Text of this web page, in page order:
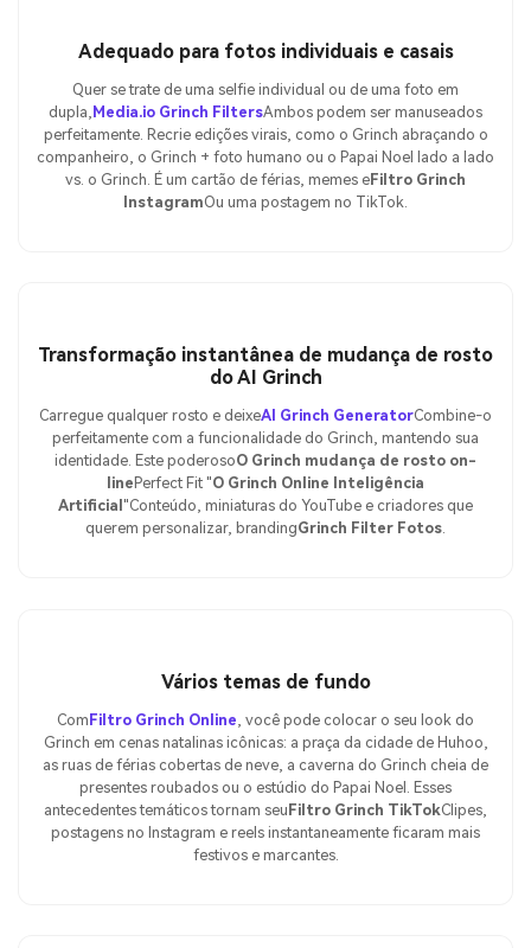
Adequado para fotos individuais e casais
Quer se trate de uma selfie individual ou de uma foto em
dupla, Media.io Grinch FiltersAmbos podem ser manuseados
perfeitamente. Recrie edições virais, como o Grinch abraçando o
companheiro, o Grinch + foto humano ou o Papai Noel lado a lado
vs. o Grinch. É um cartão de férias, memes eFiltro Grinch
InstagramOu uma postagem no TikTok.
Transformação instantânea de mudança de rosto
do AI Grinch
Carregue qualquer rosto e deixeAI Grinch GeneratorCombine-o
perfeitamente com a funcionalidade do Grinch, mantendo sua
identidade. Este poderosoO Grinch mudança de rosto on-
line Perfect Fit "O Grinch Online Inteligência
Artificial "Conteúdo, miniaturas do YouTube e criadores que
querem personalizar, brandingGrinch Filter Fotos.
Vários temas de fundo
ComFiltro Grinch Online , você pode colocar o seu look do
Grinch em cenas natalinas icônicas: a praça da cidade de Huhoo,
as ruas de férias cobertas de neve, a caverna do Grinch cheia de
presentes roubados ou o estúdio do Papai Noel. Esses
antecedentes temáticos tornam seuFiltro Grinch TikTokClipes,
postagens no Instagram e reels instantaneamente ficaram mais
festivos e marcantes.